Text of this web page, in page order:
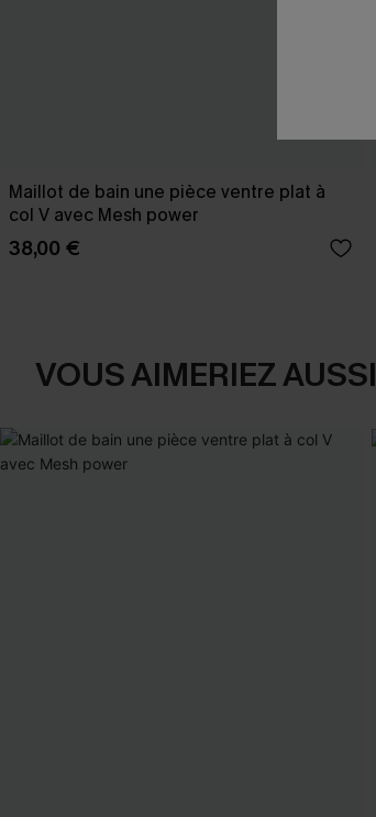
Maillot de bain une pièce ventre plat à
col V avec Mesh power
38,00 €
VOUS AIMERIEZ AUSSI